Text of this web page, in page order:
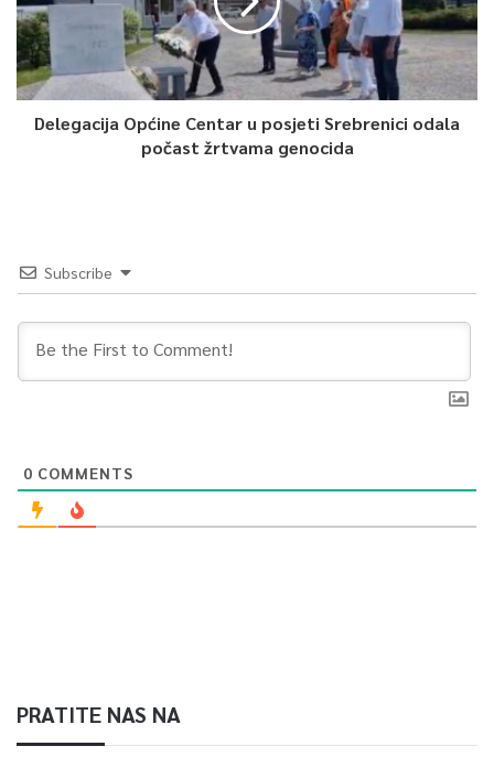
Article Rating
Delegacija Općine Centar u posjeti Srebrenici odala
počast žrtvama genocida
Subscribe
0 COMMENTS
PRATITE NAS NA